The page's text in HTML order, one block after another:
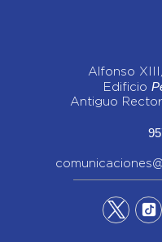
Alfonso
Edificio
Antiguo